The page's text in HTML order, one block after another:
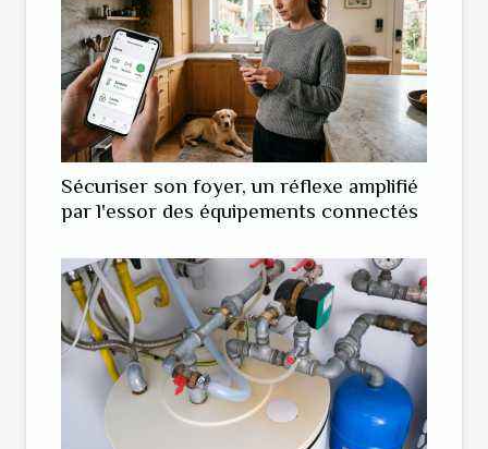
Sécuriser son foyer, un réflexe amplifié
par l'essor des équipements connectés